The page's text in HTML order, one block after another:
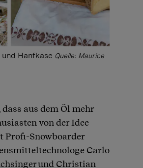
Hanfkäse Quelle: Maurice
aus dem Öl mehr
von der Idee
Profi-Snowboarder
Carlo
und Christian